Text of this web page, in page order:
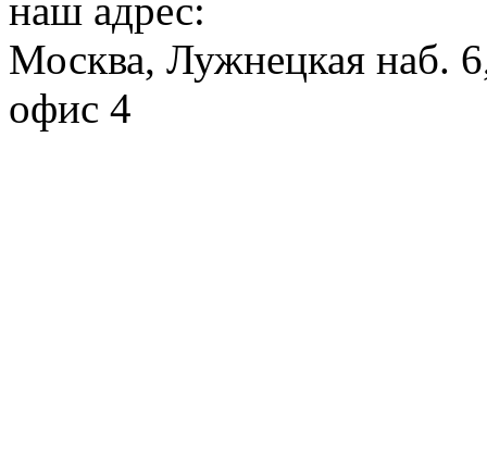
наш адрес:
Москва, Лужнецкая наб.
офис 4